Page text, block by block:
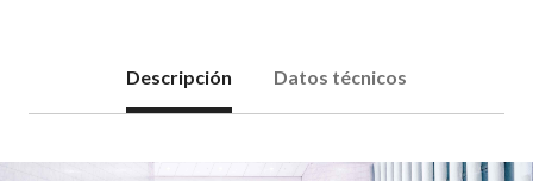
Descripción Datos técnicos